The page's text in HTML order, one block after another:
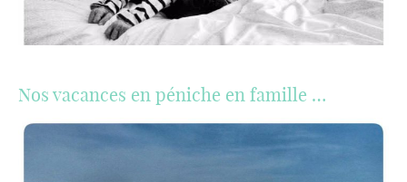
Nos vacances en péniche en famille …